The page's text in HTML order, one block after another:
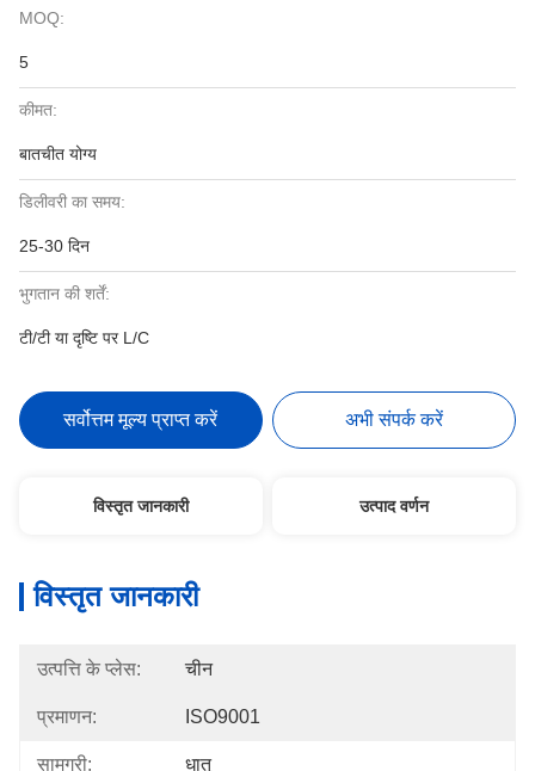
MOQ:
5
कीमत:
बातचीत योग्य
डिलीवरी का समय:
25-30 दिन
भुगतान की शर्तें:
टी/टी या दृष्टि पर L/C
सर्वोत्तम मूल्य प्राप्त करें अभी संपर्क करें
विस्तृत जानकारी उत्पाद वर्णन
विस्तृत जानकारी
उत्पत्ति के प्लेस: चीन
प्रमाणन: ISO9001
सामग्री: धातु